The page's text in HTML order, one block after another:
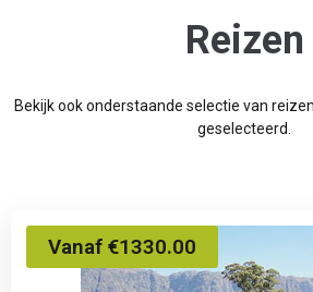
Reizen
Bekijk ook onderstaande selectie van
geselecteerd.
Vanaf €1330.00